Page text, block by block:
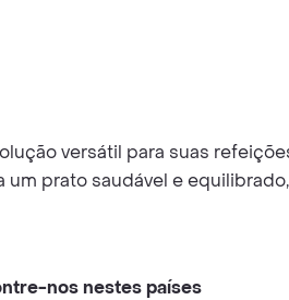
versátil para suas
prato saudável e
nos nestes países